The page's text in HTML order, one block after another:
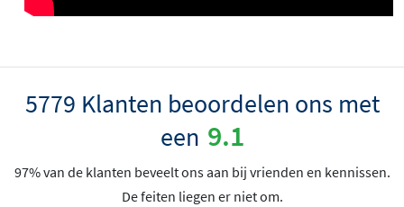
5779 Klanten beoordelen ons met
een 9.1
97% van de klanten beveelt ons aan bij vrienden en kennissen.
De feiten liegen er niet om.